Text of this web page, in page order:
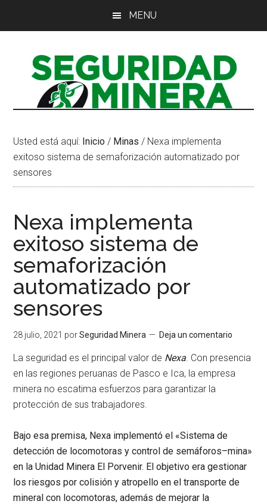
principal
MENU
Usted está aquí: Inicio / Minas / Nexa implementa
exitoso sistema de semaforización automatizado por
sensores
Nexa implementa
exitoso sistema de
semaforización
automatizado por
sensores
28 julio, 2021 porSeguridad Minera Deja un comentario
La seguridad es el principal valor de Nexa. Con presencia
en las regiones peruanas de Pasco e Ica, la empresa
minera no escatima esfuerzos para garantizar la
protección de sus trabajadores.
Bajo esa premisa, Nexa implementó el «Sistema de
detección de locomotoras y control de semáforos–mina»
en la Unidad Minera El Porvenir. El objetivo era gestionar
los riesgos por colisión y atropello en el transporte de
mineral con locomotoras, además de mejorar la